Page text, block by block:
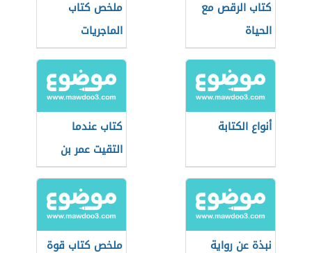
كتاب الرقص مع
الحياة
ملخص كتاب
الماجريات
أنواع الكتابة
كتاب عندما
التقيت عمر بن
الخطاب
نبذة عن رواية
ملخص كتاب قوة